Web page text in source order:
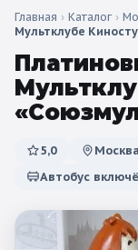
🎉 ПО
Все
🔔 1 сентября
🎄 Новогодние
🥞 Масленица
🗓️ ПО
Однодневные
2 дня / 1 ночь
3 дня и больше
Главная › Каталог ›
Мультклубе
5,0 Москва
Автобус